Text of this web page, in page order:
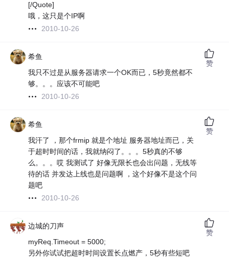
[/Quote]
哦，这只是个IP啊
2010-10-26
希鱼
我只不过是从服务器请求一个OK而已，5秒竟然都不
够。。。应该不可能吧
2010-10-26
赞
希鱼
我汗了 ，那个frmip 就是个地址 服务器地址而已，关
于超时时间的话，我就纳闷了。。。5秒真的不够
么。。。哎 我测试了 好像无限长也会出问题，无线等
待的话 并发达上线也是问题啊 ，这个好像不是这个问
题吧
2010-10-26
赞
边城的刀声
myReq.Timeout = 5000;
另外你试试把超时时间设置长点燃产，5秒有些短吧
赞